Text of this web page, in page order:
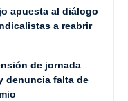
apuesta al diálogo
a reabrir
de jornada
denuncia falta de